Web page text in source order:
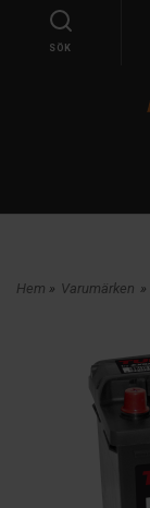
SÖK
Hem » Varumärken »